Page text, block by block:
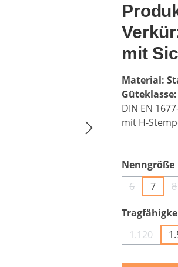
mit
Material:
DIN EN
mit H-
Nenngröße
6(Diese
7 8
1.120(Diese